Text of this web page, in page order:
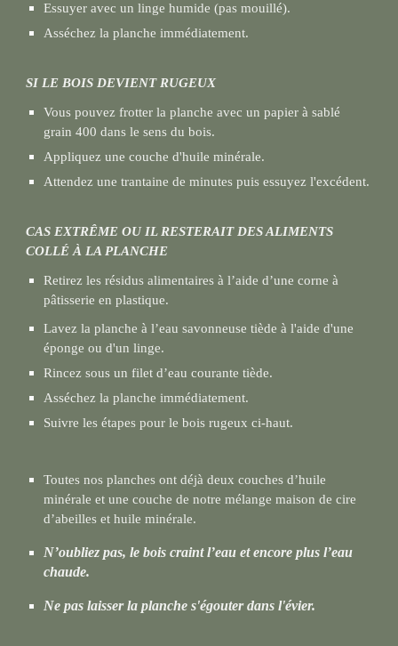
Essuyer avec un linge humide (pas mouillé).
Asséchez la planche immédiatement.
SI LE BOIS DEVIENT RUGEUX
Vous pouvez frotter la planche avec un papier à sablé
grain 400 dans le sens du bois.
Appliquez une couche d'huile minérale.
Attendez une trantaine de minutes puis essuyez l'excédent.
CAS EXTRÊME OU IL RESTERAIT DES ALIMENTS
COLLÉ À LA PLANCHE
Retirez les résidus alimentaires à l’aide d’une corne à
pâtisserie en plastique.
Lavez la planche à l’eau savonneuse tiède à l'aide d'une
éponge ou d'un linge.
Rincez sous un filet d’eau courante tiède.
Asséchez la planche immédiatement.
Suivre les étapes pour le bois rugeux ci-haut.
Toutes nos planches ont déjà deux couches d’huile
minérale et une couche de notre mélange maison de cire
d’abeilles et huile minérale.
N’oubliez pas, le bois craint l’eau et encore plus l’eau
chaude.
Ne pas laisser la planche s'égouter dans l'évier.